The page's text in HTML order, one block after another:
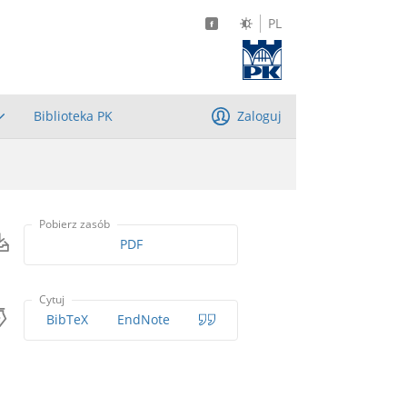
PL
Biblioteka PK Zaloguj
Pobierz zasób
PDF
Cytuj
BibTeX EndNote